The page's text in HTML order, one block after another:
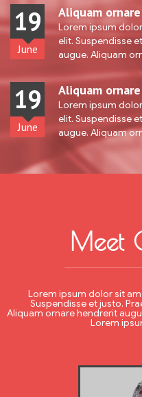
19
June
Aliquam
Lorem ipsum
elit. Suspendisse
augue. Aliquam
19
June
Aliquam
Lorem ipsum
elit. Suspendisse
augue. Aliquam
Meet
Lorem ipsum dolor sit
Suspendisse et justo.
Aliquam ornare hendrerit
Lorem